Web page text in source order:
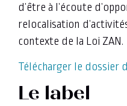
d’être à l’écoute
relocalisation
contexte de la Loi ZAN.
Télécharger le dossier
Le label